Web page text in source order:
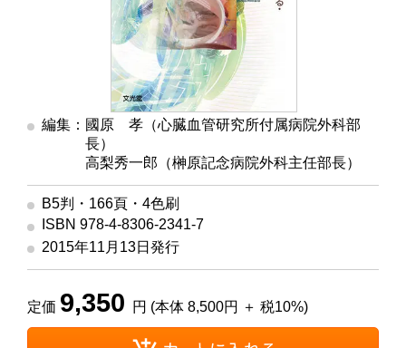
編集：國原 孝（心臓血管研究所付属病院外科部
長）
高梨秀一郎（榊原記念病院外科主任部長）
B5判・166頁・4色刷
ISBN 978-4-8306-2341-7
2015年11月13日発行
定価 9,350 円 (本体 8,500円 ＋ 税10%)